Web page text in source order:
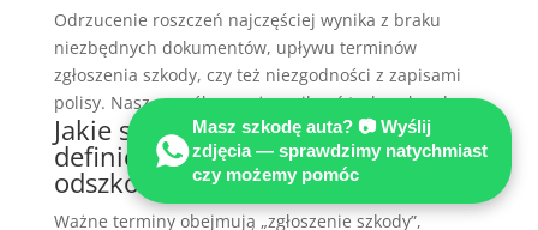
Odrzucenie roszczeń najczęściej wynika z braku
niezbędnych dokumentów, upływu terminów
zgłoszenia szkody, czy też niezgodności z zapisami
polisy. Nasz zespół pomoże uniknąć tych pułapek.
Jakie są kluczowe terminy i
definicje w procesie odzyskiwania
odszkodowania?
Ważne terminy obejmują „zgłoszenie szkody”,
Masz szkodę auta? 📷 Wyślij
zdjęcia — sprawdzimy natychmiast
czy możemy pomóc